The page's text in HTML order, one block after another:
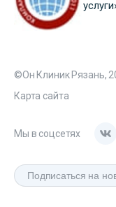
©Он Клиник Рязань,
Карта сайта
Мы в соцсетях